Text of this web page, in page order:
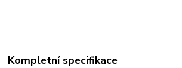
Kompletní specifikace